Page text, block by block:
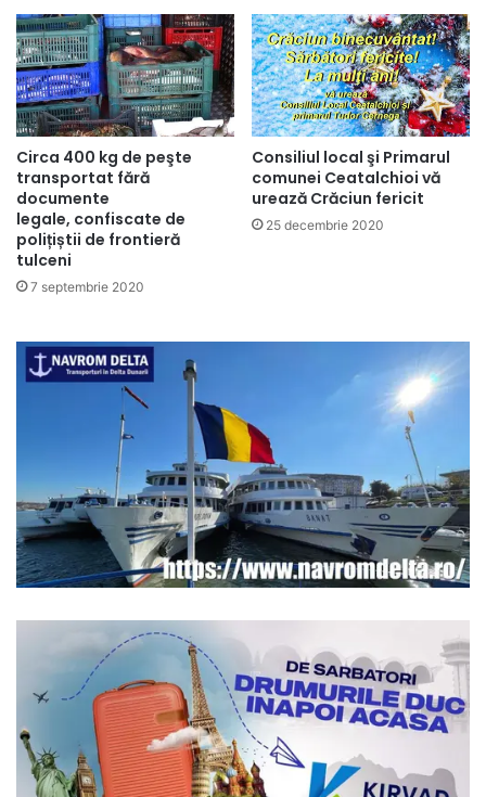
Circa 400 kg de peşte
transportat fără
documente
legale, confiscate de
polițiștii de frontieră
tulceni
7 septembrie 2020
Consiliul local şi Primarul
comunei Ceatalchioi vă
urează Crăciun fericit
25 decembrie 2020